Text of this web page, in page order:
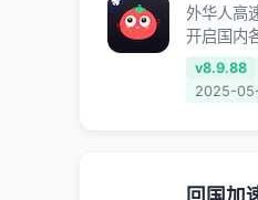
外华人高
开启国内
视频、音
海量国服
v8.9.88
2025-
回国加